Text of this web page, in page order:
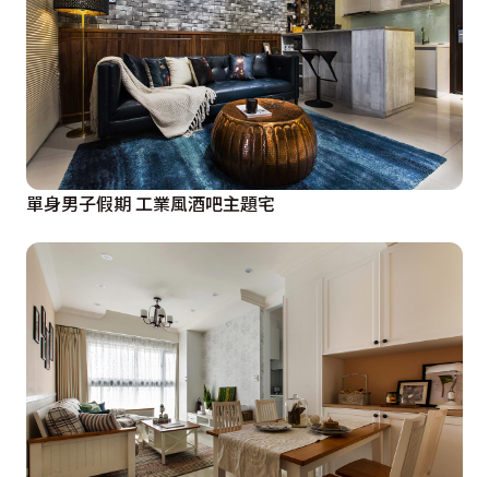
單身男子假期 工業風酒吧主題宅